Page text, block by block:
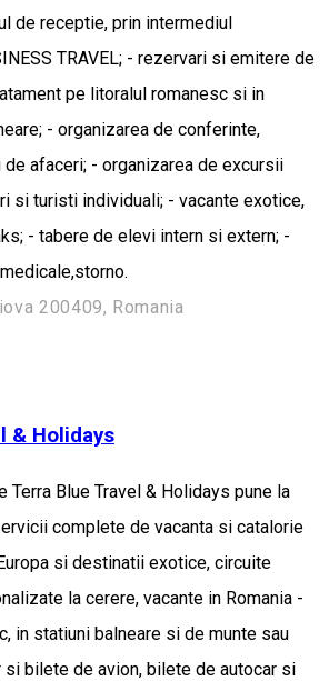
de receptie, prin intermediul
TRAVEL; - rezervari si emitere de
pe litoralul romanesc si in
- organizarea de conferinte,
afaceri; - organizarea de excursii
si turisti individuali; - vacante exotice,
- tabere de elevi intern si extern; -
200409, Romania
& Holidays
Terra Blue Travel & Holidays pune la
complete de vacanta si catalorie
si destinatii exotice, circuite
la cerere, vacante in Romania -
in statiuni balneare si de munte sau
si bilete de avion, bilete de autocar si